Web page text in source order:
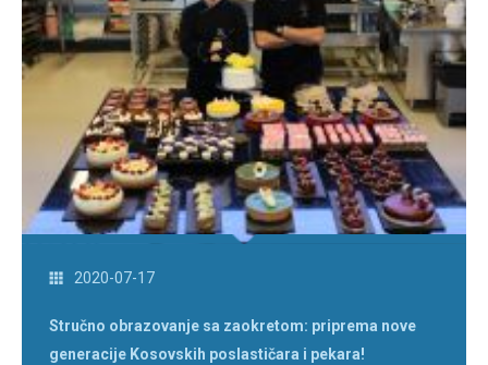
2020-07-17
Stručno obrazovanje sa zaokretom: priprema nove
generacije Kosovskih poslastičara i pekara!